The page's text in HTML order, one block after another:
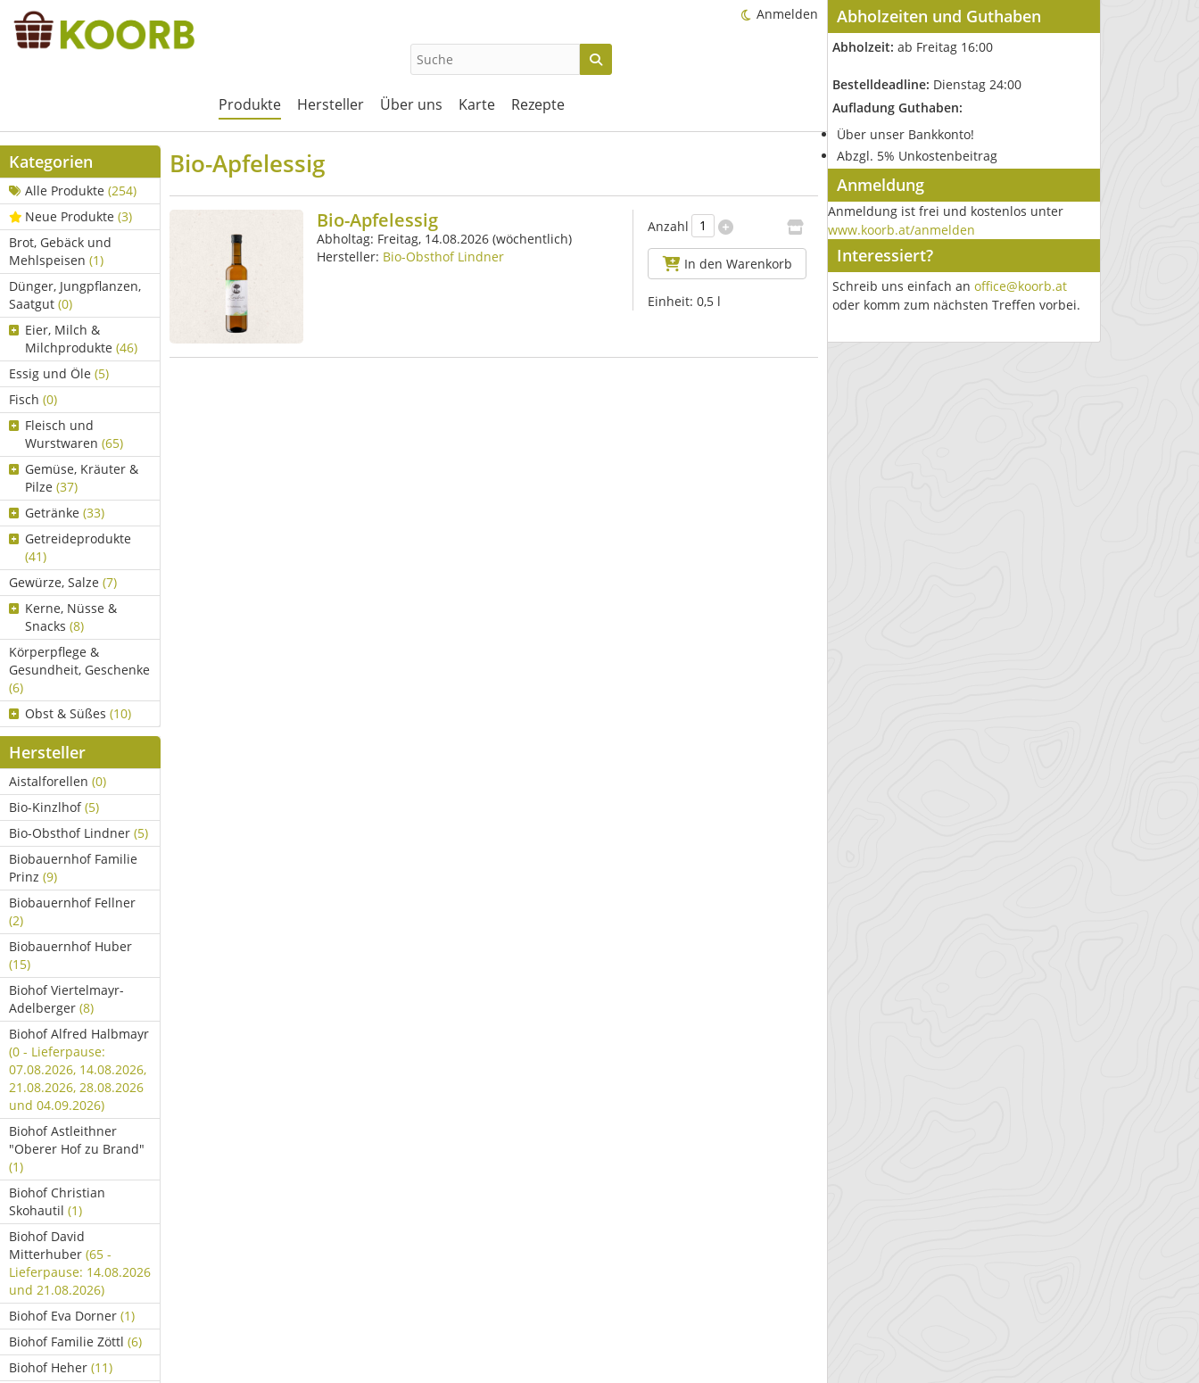
Anmelden
Produkte Hersteller Über uns Karte Rezepte
Kategorien
Alle Produkte (254)
Neue Produkte (3)
Brot, Gebäck und
Mehlspeisen (1)
Dünger, Jungpflanzen,
Saatgut (0)
Eier, Milch &
Milchprodukte (46)
Essig und Öle (5)
Fisch (0)
Fleisch und
Wurstwaren (65)
Gemüse, Kräuter &
Pilze (37)
Getränke (33)
Getreideprodukte
(41)
Gewürze, Salze (7)
Kerne, Nüsse &
Snacks (8)
Körperpflege &
Gesundheit, Geschenke
(6)
Obst & Süßes (10)
Hersteller
Aistalforellen (0)
Bio-Kinzlhof(5)
Bio-Obsthof Lindner (5)
Biobauernhof Familie
Prinz (9)
Biobauernhof Fellner
(2)
Biobauernhof Huber
(15)
Biohof Viertelmayr-
Adelberger (8)
Biohof Alfred Halbmayr
(0 - Lieferpause:
07.08.2026, 14.08.2026,
21.08.2026, 28.08.2026
und 04.09.2026)
Biohof Astleithner
"Oberer Hof zu Brand"
(1)
Biohof Christian
Skohautil (1)
Biohof David
Mitterhuber (65 -
Lieferpause: 14.08.2026
und 21.08.2026)
Biohof Eva Dorner (1)
Biohof Familie Zöttl (6)
Biohof Heher (11)
Bio-Apfelessig
Bio-Apfelessig
Abholtag: Freitag, 14.08.2026 (wöchentlich)
Hersteller: Bio-Obsthof Lindner
Anzahl
In den Warenkorb
Einheit: 0,5 l
Abholzeiten und Guthaben
Abholzeit: ab Freitag 16:00
Bestelldeadline: Dienstag 24:00
Aufladung Guthaben:
Über unser Bankkonto!
Abzgl. 5% Unkostenbeitrag
Anmeldung
Anmeldung ist frei und kostenlos unter
www.koorb.at/anmelden
Interessiert?
Schreib uns einfach an office@koorb.at
oder komm zum nächsten Treffen vorbei.